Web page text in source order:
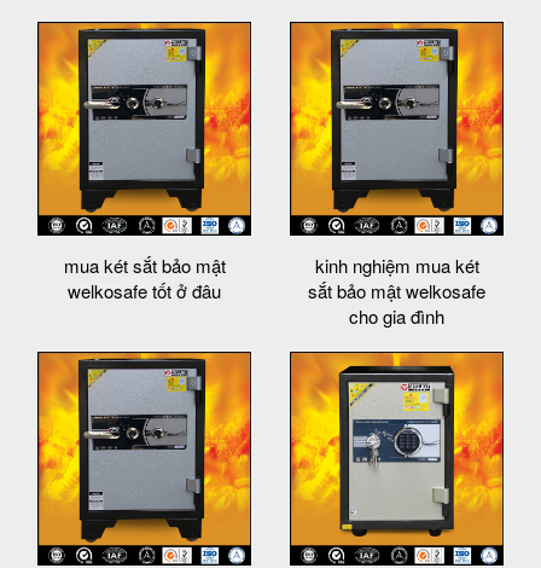
mua két sắt bảo mật
welkosafe tốt ở đâu
kinh nghiệm mua két
sắt bảo mật welkosafe
cho gia đình